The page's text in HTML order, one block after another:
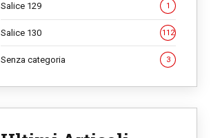
Salice 129 1
Salice 130 112
Senza categoria 3